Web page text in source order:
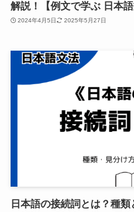
解説！【例文で学ぶ 日本語
2024年4月5日 2025年5月27日
日本語の接続詞とは？種